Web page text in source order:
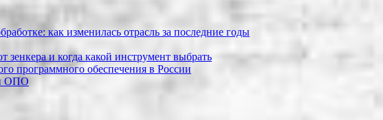
как изменилась отрасль за последние годы
зенкера и когда какой инструмент выбрать
программного обеспечения в России
ОПО